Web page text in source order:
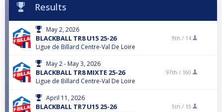
Results
May 2, 2026
BLACKBALL TR8 U15 25-26
Ligue de Billard Centre-Val De Loire
9th / 14
May 2 - May 3, 2026
BLACKBALL TR8 MIXTE 25-26
Ligue de Billard Centre-Val De Loire
97th / 160
April 11, 2026
BLACKBALL TR7 U15 25-26 5th / 15